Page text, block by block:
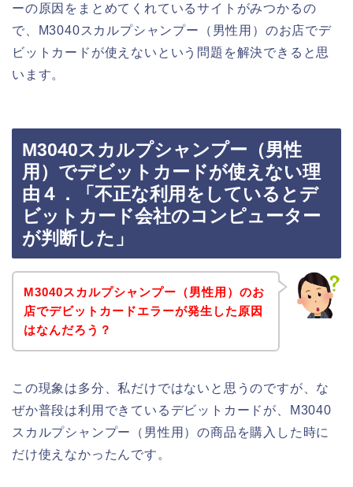
ーの原因をまとめてくれているサイトがみつかるの
で、M3040スカルプシャンプー（男性用）のお店でデ
ビットカードが使えないという問題を解決できると思
います。
M3040スカルプシャンプー（男性
用）でデビットカードが使えない理
由４．「不正な利用をしているとデ
ビットカード会社のコンピューター
が判断した」
M3040スカルプシャンプー（男性用）のお
店でデビットカードエラーが発生した原因
はなんだろう？
この現象は多分、私だけではないと思うのですが、な
ぜか普段は利用できているデビットカードが、M3040
スカルプシャンプー（男性用）の商品を購入した時に
だけ使えなかったんです。